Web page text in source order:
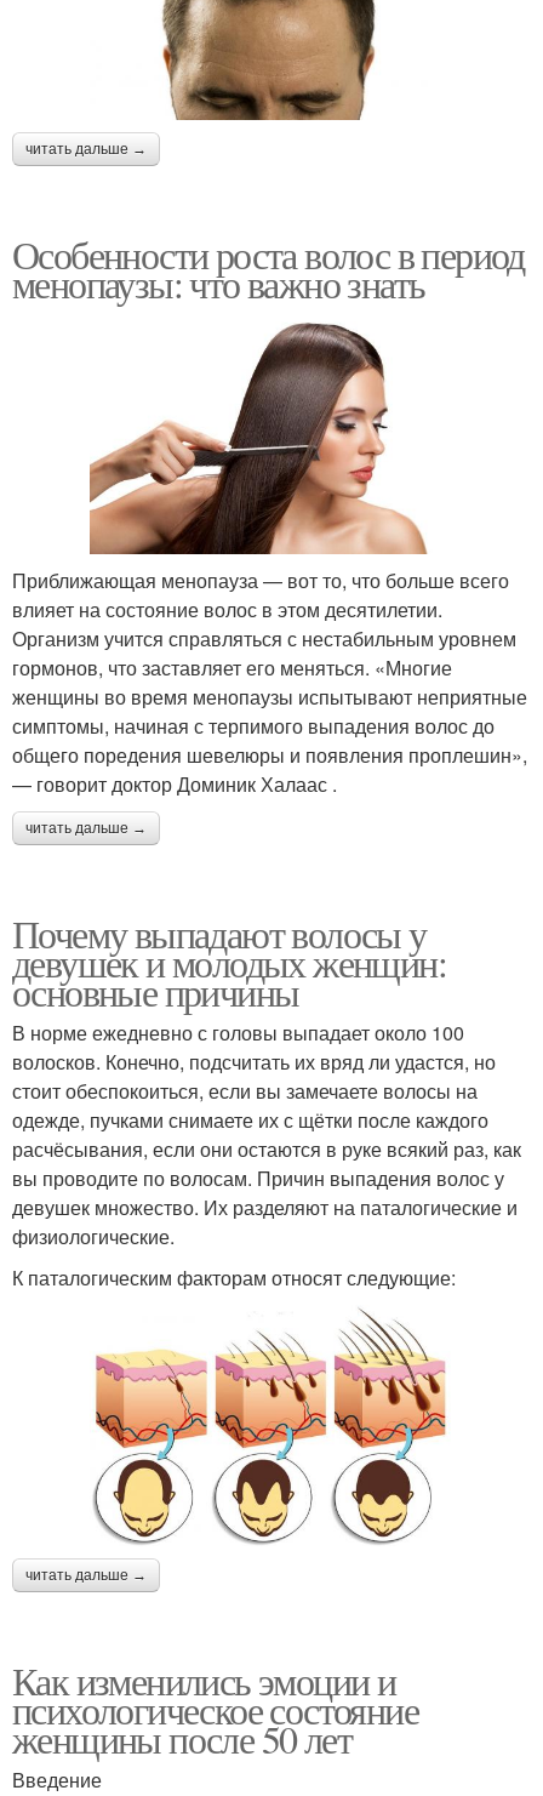
читать дальше →
Особенности роста волос в период
менопаузы: что важно знать
Приближающая менопауза — вот то, что больше всего
влияет на состояние волос в этом десятилетии.
Организм учится справляться с нестабильным уровнем
гормонов, что заставляет его меняться. «Многие
женщины во время менопаузы испытывают неприятные
симптомы, начиная с терпимого выпадения волос до
общего поредения шевелюры и появления проплешин»,
— говорит доктор Доминик Халаас .
читать дальше →
Почему выпадают волосы у
девушек и молодых женщин:
основные причины
В норме ежедневно с головы выпадает около 100
волосков. Конечно, подсчитать их вряд ли удастся, но
стоит обеспокоиться, если вы замечаете волосы на
одежде, пучками снимаете их с щётки после каждого
расчёсывания, если они остаются в руке всякий раз, как
вы проводите по волосам. Причин выпадения волос у
девушек множество. Их разделяют на паталогические и
физиологические.
К паталогическим факторам относят следующие:
читать дальше →
Как изменились эмоции и
психологическое состояние
женщины после 50 лет
Введение